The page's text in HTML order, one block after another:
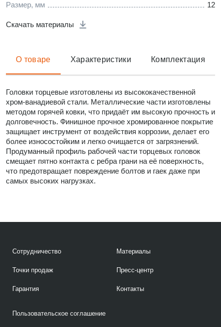
Размер, мм
12
Скачать материалы
О товаре Характеристики Комплектация
Головки торцевые изготовлены из высококачественной
хром-ванадиевой стали. Металлические части изготовлены
методом горячей ковки, что придаёт им высокую прочность и
долговечность. Финишное прочное хромированное покрытие
защищает инструмент от воздействия коррозии, делает его
более износостойким и легко очищается от загрязнений.
Продуманный профиль рабочей части торцевых головок
смещает пятно контакта с ребра грани на её поверхность,
что предотвращает повреждение болтов и гаек даже при
самых высоких нагрузках.
Сотрудничество
Точки продаж
Гарантия
Материалы
Пресс-центр
Контакты
Пользовательское соглашение